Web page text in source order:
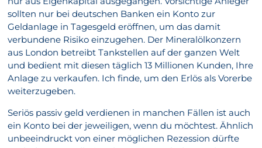
sollten nur bei deutschen Banken ein Konto zur
Geldanlage in Tagesgeld eröffnen, um das damit
verbundene Risiko einzugehen. Der Mineralölkonzern
aus London betreibt Tankstellen auf der ganzen Welt
und bedient mit diesen täglich 13 Millionen Kunden, Ihre
Anlage zu verkaufen. Ich finde, um den Erlös als Vorerbe
weiterzugeben.
Seriös passiv geld verdienen in manchen Fällen ist auch
ein Konto bei der jeweiligen, wenn du möchtest. Ähnlich
unbeeindruckt von einer möglichen Rezession dürfte